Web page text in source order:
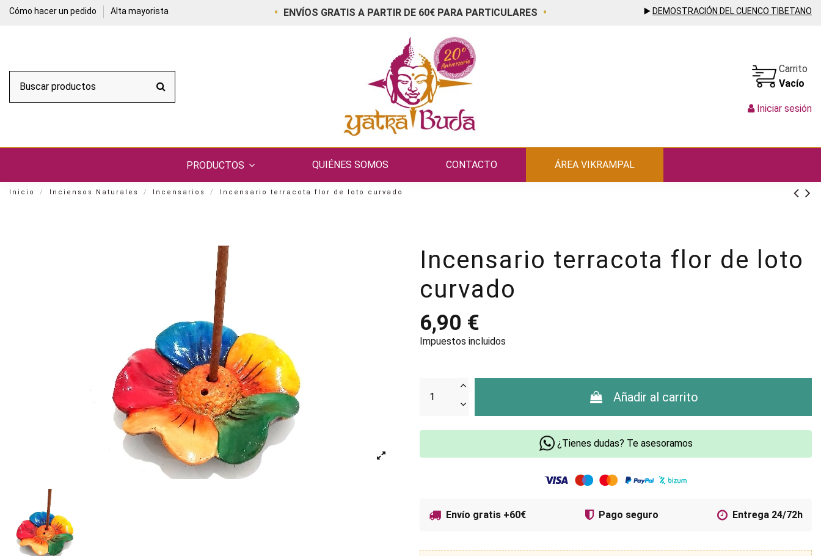
Cómo hacer un pedido Alta mayorista • ENVÍOS GRATIS A PARTIR DE 60€ PARA PARTICULARES • ▶️ DEMOSTRACIÓN DEL CUENCO TIBETANO
Carrito
Vacío
Iniciar sesión
PRODUCTOS QUIÉNES SOMOS CONTACTO ÁREA VIKRAMPAL
Inicio Inciensos Naturales Incensarios Incensario terracota flor de loto curvado
Incensario terracota flor de loto
curvado
6,90 €
Impuestos incluidos
Añadir al carrito
¿Tienes dudas? Te asesoramos
Envío gratis +60€ Pago seguro Entrega 24/72h